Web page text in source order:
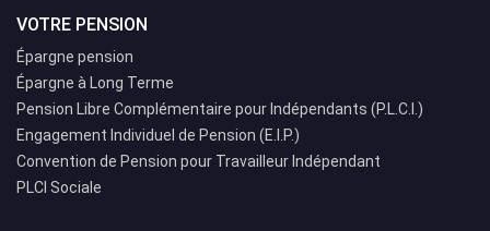
VOTRE PENSION
Épargne pension
Épargne à Long Terme
Pension Libre Complémentaire pour Indépendants (P.L.C.I.)
Engagement Individuel de Pension (E.I.P.)
Convention de Pension pour Travailleur Indépendant
PLCI Sociale